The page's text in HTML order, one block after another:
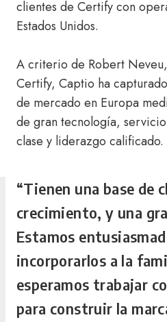
clientes de Certify con
Estados Unidos.
A criterio de Robert
Certify, Captio ha
de mercado en Europa
de gran tecnología,
clase y liderazgo calificado.
“Tienen una base de
crecimiento, y una
Estamos
incorporarlos a la
esperamos trabajar
para construir la